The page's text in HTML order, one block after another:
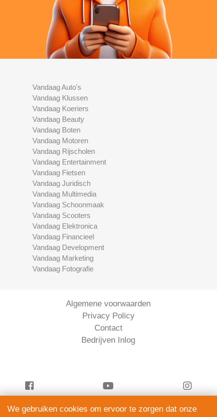
Vandaag Auto's
Vandaag Klussen
Vandaag Koeriers
Vandaag Beauty
Vandaag Boten
Vandaag Motoren
Vandaag Rijscholen
Vandaag Entertainment
Vandaag Fietsen
Vandaag Juridisch
Vandaag Multimedia
Vandaag Schoonmaak
Vandaag Scooters
Vandaag Elektronica
Vandaag Financieel
Vandaag Development
Vandaag Marketing
Vandaag Fotografie
Algemene voorwaarden
Privacy Policy
Contact
Bedrijven Inlog
We gebruiken cookies om ervoor te zorgen dat onze